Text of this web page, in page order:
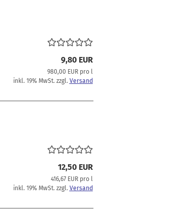
9,80 EUR
980,00 EUR pro l
inkl. 19% MwSt. zzgl. Versand
12,50 EUR
416,67 EUR pro l
inkl. 19% MwSt. zzgl. Versand